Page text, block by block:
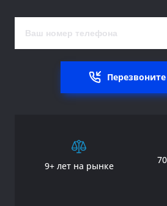
9+ лет на рынке